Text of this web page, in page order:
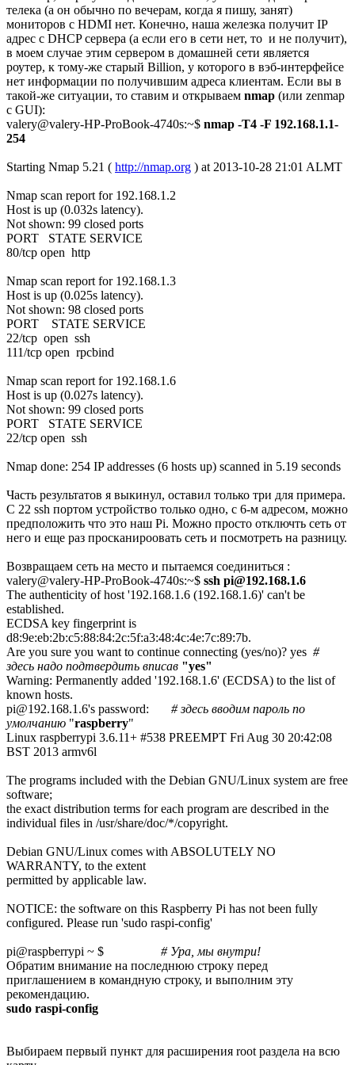
телека (а он обычно по вечерам, когда я пишу, занят)
мониторов с HDMI нет. Конечно, наша железка получит IP
адрес с DHCP сервера (а если его в сети нет, то и не получит),
в моем случае этим сервером в домашней сети является
роутер, к тому-же старый Billion, у которого в вэб-интерфейсе
нет информации по получившим адреса клиентам. Если вы в
такой-же ситуации, то ставим и открываем nmap (или zenmap
с GUI):
valery@valery-HP-ProBook-4740s:~$ nmap -T4 -F 192.168.1.1-
254
Starting Nmap 5.21 ( http://nmap.org ) at 2013-10-28 21:01 ALMT
Nmap scan report for 192.168.1.2
Host is up (0.032s latency).
Not shown: 99 closed ports
PORT STATE SERVICE
80/tcp open http
Nmap scan report for 192.168.1.3
Host is up (0.025s latency).
Not shown: 98 closed ports
PORT STATE SERVICE
22/tcp open ssh
111/tcp open rpcbind
Nmap scan report for 192.168.1.6
Host is up (0.027s latency).
Not shown: 99 closed ports
PORT STATE SERVICE
22/tcp open ssh
Nmap done: 254 IP addresses (6 hosts up) scanned in 5.19 seconds
Часть результатов я выкинул, оставил только три для примера.
С 22 ssh портом устройство только одно, с 6-м адресом, можно
предположить что это наш Pi. Можно просто отключть сеть от
него и еще раз просканироовать сеть и посмотреть на разницу.
Возвращаем сеть на место и пытаемся соединиться :
valery@valery-HP-ProBook-4740s:~$ ssh pi@192.168.1.6
The authenticity of host '192.168.1.6 (192.168.1.6)' can't be
established.
ECDSA key fingerprint is
d8:9e:eb:2b:c5:88:84:2c:5f:a3:48:4c:4e:7c:89:7b.
Are you sure you want to continue connecting (yes/no)? yes #
здесь надо подтвердить вписав "yes"
Warning: Permanently added '192.168.1.6' (ECDSA) to the list of
known hosts.
pi@192.168.1.6's password: # здесь вводим пароль по
умолчанию "raspberry"
Linux raspberrypi 3.6.11+ #538 PREEMPT Fri Aug 30 20:42:08
BST 2013 armv6l
The programs included with the Debian GNU/Linux system are free
software;
the exact distribution terms for each program are described in the
individual files in /usr/share/doc/*/copyright.
Debian GNU/Linux comes with ABSOLUTELY NO
WARRANTY, to the extent
permitted by applicable law.
NOTICE: the software on this Raspberry Pi has not been fully
configured. Please run 'sudo raspi-config'
pi@raspberrypi ~ $ # Ура, мы внутри!
Обратим внимание на последнюю строку перед
приглашением в командную строку, и выполним эту
рекомендацию.
sudo raspi-config
Выбираем первый пункт для расширения root раздела на всю